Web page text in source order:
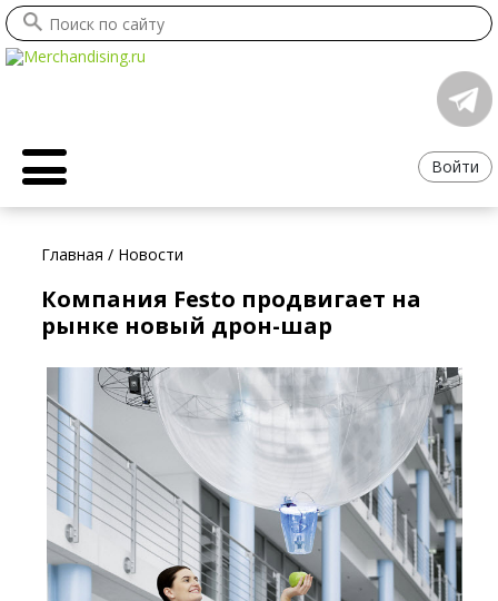
Войти
Главная / Новости
Компания Festo продвигает на
рынке новый дрон-шар